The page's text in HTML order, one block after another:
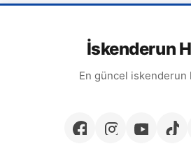
İskenderun
En güncel iskenderun